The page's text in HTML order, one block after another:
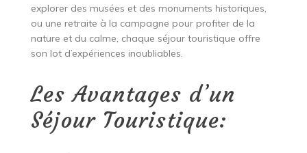
explorer des musées et des monuments historiques,
ou une retraite à la campagne pour profiter de la
nature et du calme, chaque séjour touristique offre
son lot d’expériences inoubliables.
Les Avantages d’un
Séjour Touristique: